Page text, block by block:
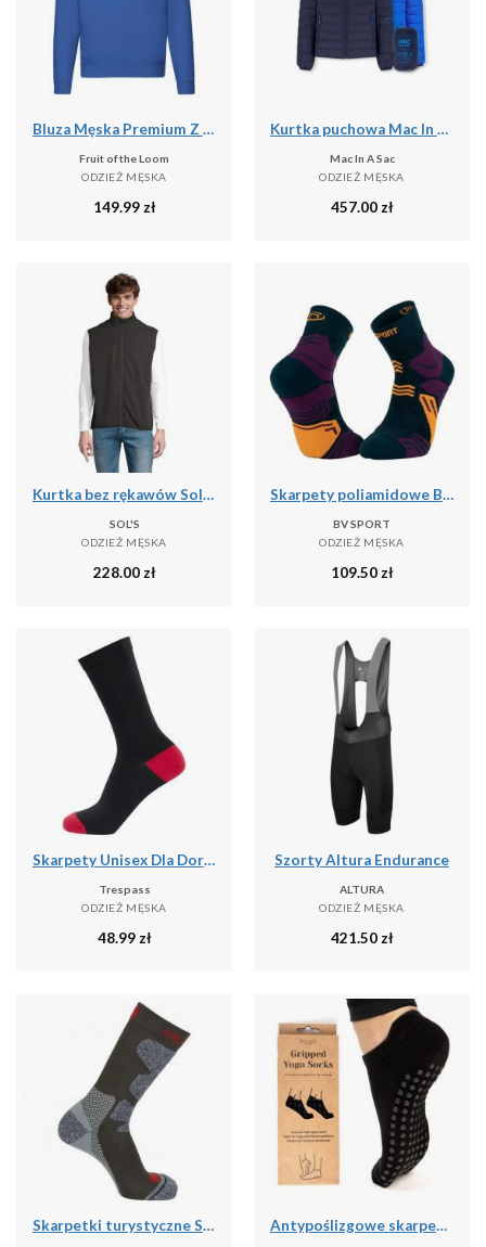
Bluza Męska Premium Z Zamkiem Błyskawicznym
Fruit of the Loom
ODZIEŻ MĘSKA
149.99zł
Kurtka puchowa Mac In A Sac
Mac In A Sac
ODZIEŻ MĘSKA
457.00zł
Kurtka bez rękawów Sol's Falcon Bw
SOL'S
ODZIEŻ MĘSKA
228.00zł
Skarpety poliamidowe BV Sport GR Mid
BV SPORT
ODZIEŻ MĘSKA
109.50zł
Skarpety Unisex Dla Dorosłych Solace (zestaw 5 Sztuk)
Trespass
ODZIEŻ MĘSKA
48.99zł
Szorty Altura Endurance
ALTURA
ODZIEŻ MĘSKA
421.50zł
Skarpetki turystyczne Salomon Exit Outdoor Antypoślizgowe skarpetki do jogi myga Grip Socks - XL